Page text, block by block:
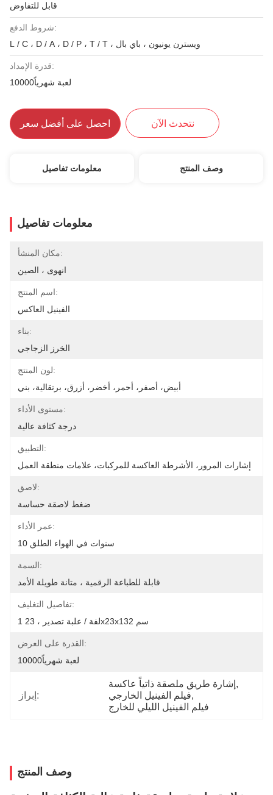
قابل للتفاوض
شروط الدفع:
L / C ، D / A ، D / P ، T / T ، ويسترن يونيون ، باي بال
قدرة الإمداد:
10000لعبة شهرياً
احصل على أفضل سعر نتحدث الآن
معلومات تفاصيل وصف المنتج
معلومات تفاصيل
مكان المنشأ:
انهوى ، الصين
اسم المنتج:
الفينيل العاكس
بناء:
الخرز الزجاجي
لون المنتج:
أبيض، أصفر، أحمر، أخضر، أزرق، برتقالية، بني
مستوى الأداء:
درجة كثافة عالية
التطبيق:
إشارات المرور، الأشرطة العاكسة للمركبات، علامات منطقة العمل
لاصق:
ضغط لاصقة حساسة
عمر الأداء:
10 سنوات في الهواء الطلق
السمة:
قابلة للطباعة الرقمية ، متانة طويلة الأمد
تفاصيل التغليف:
1 لفة / علبة تصدير ، 23x23x132 سم
القدرة على العرض:
10000لعبة شهرياً
إبراز:
إشارة طريق ملصقة ذاتياً عاكسة ,
فيلم الفينيل الخارجي,
فيلم الفينيل الليلي للخارج
وصف المنتج